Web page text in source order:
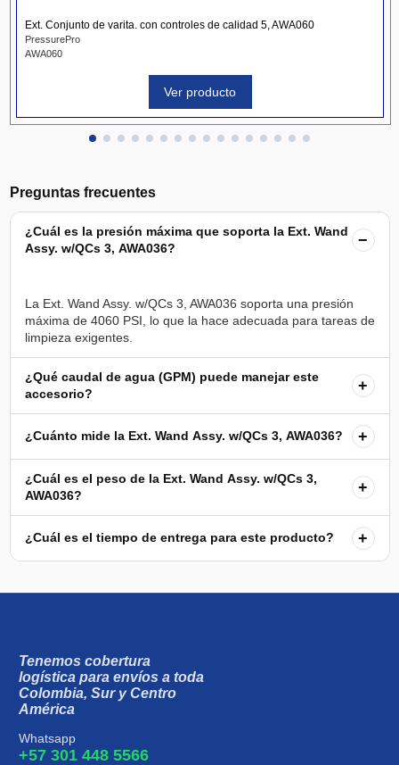
Ext. Conjunto de varita. con controles de calidad 5, AWA060
PressurePro
AWA060
Ver producto
Preguntas frecuentes
¿Cuál es la presión máxima que soporta la Ext. Wand
Assy. w/QCs 3, AWA036?
−
La Ext. Wand Assy. w/QCs 3, AWA036 soporta una presión
máxima de 4060 PSI, lo que la hace adecuada para tareas de
¿Qué caudal de agua (GPM) puede manejar este
accesorio?
+
¿Cuánto mide la Ext. Wand Assy. w/QCs 3, AWA036? +
¿Cuál es el peso de la Ext. Wand Assy. w/QCs 3,
AWA036?
+
¿Cuál es el tiempo de entrega para este producto? +
Tenemos cobertura
logística para envíos a toda
Colombia, Sur y Centro
América
Whatsapp
+57 301 448 5566